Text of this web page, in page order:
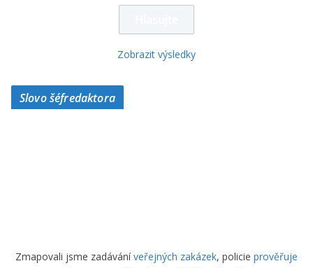
Zobrazit výsledky
Slovo šéfredaktora
Zmapovali jsme zadáváníveřejných zakázek, policie prověřuje